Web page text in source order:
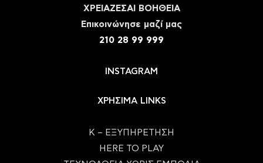
ΧΡΕΙΑΖΕΣΑΙ ΒΟΗΘΕΙΑ
Eπικοινώνησε μαζί μας
210 28 99 999
INSTAGRAM
ΧΡΗΣΙΜΑ LINKS
Κ – ΕΞΥΠΗΡΕΤΗΣΗ
HERE TO PLAY